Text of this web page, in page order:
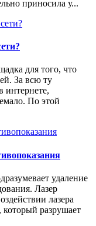
приносила у...
для того, что
За всю ту
интернете,
По этой
удаление
Лазер
лазера
разрушает